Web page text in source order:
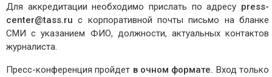
Для аккредитации необходимо прислать по адресу press-
center@tass.ru с корпоративной почты письмо на бланке
СМИ с указанием ФИО, должности, актуальных контактов
журналиста.
Пресс-конференция пройдет в очном формате. Вход только